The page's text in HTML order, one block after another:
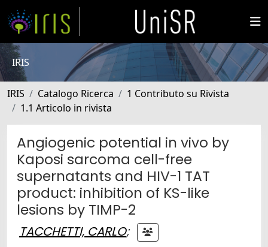
IRIS
IRIS Catalogo Ricerca
1 Contributo su Rivista
1.1 Articolo in rivista
Angiogenic potential in vivo by
Kaposi sarcoma cell-free
supernatants and HIV-1 TAT
product: inhibition of KS-like
lesions by TIMP-2
TACCHETTI, CARLO;